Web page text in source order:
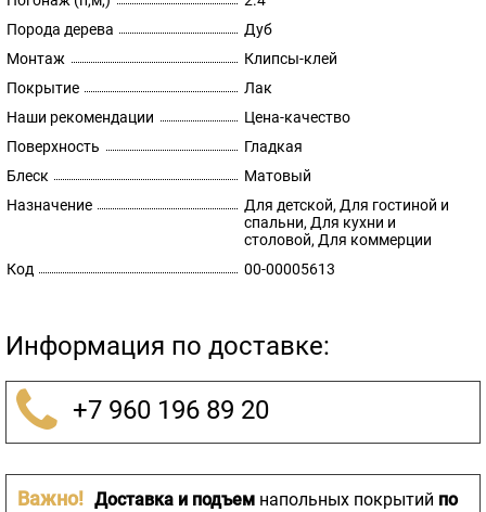
Порода дерева
Дуб
Монтаж
Клипсы-клей
Покрытие
Лак
Наши рекомендации
Цена-качество
Поверхность
Гладкая
Блеск
Матовый
Назначение
Для детской, Для гостиной и
спальни, Для кухни и
столовой, Для коммерции
Код
00-00005613
Информация по доставке:
+7 960 196 89 20
Важно! Доставка и подъем напольных покрытий по